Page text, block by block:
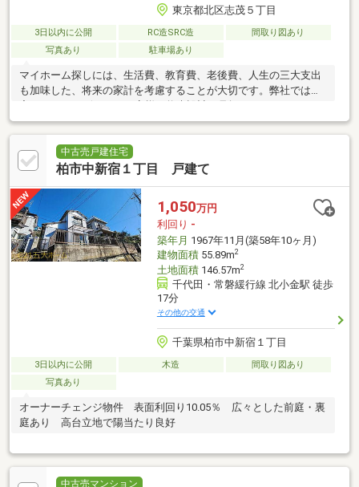
東京都北区志茂５丁目
3日以内に公開 RC造SRC造
間取り図あり
写真あり
駐車場あり
マイホーム探しには、生活費、教育費、老後費、人生の三大支出
も加味した、将来の家計を考慮することが大切です。弊社では住
ングを実施します。
中古売戸建住宅
柏市中新宿１丁目 戸建て
1,050万円
利回り -
築年月 1967年11月(築58年10ヶ月)
建物面積55.89m2
土地面積146.57m2
千代田・常磐緩行線 北小金駅 徒歩
17分
その他の交通
千葉県柏市中新宿１丁目
3日以内に公開 木造
間取り図あり
写真あり
オーナーチェンジ物件 表面利回り10.05％ 広々とした前庭・裏
庭あり 高台立地で陽当たり良好
中古売マンション